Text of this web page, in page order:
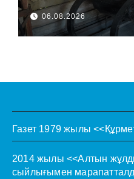
06.08.2026
Газет 1979 жылы
2014 жылы <<Алтын
сыйлығымен